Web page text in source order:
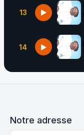
13
14
Notre adresse